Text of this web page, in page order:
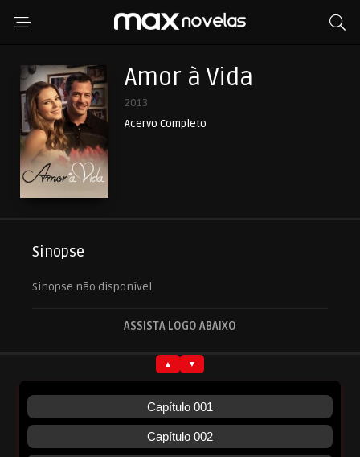
Amor à Vida
2013
Acervo Completo
Sinopse
Sinopse não disponível.
ASSISTA LOGO ABAIXO